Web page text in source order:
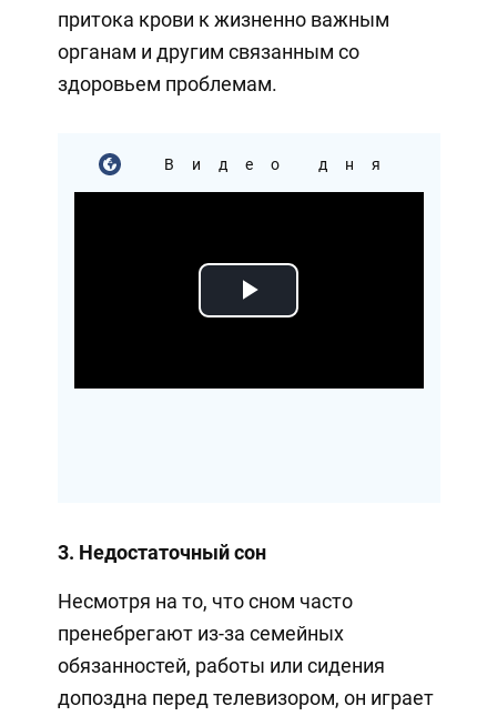
притока крови к жизненно важным
органам и другим связанным со
здоровьем проблемам.
Видео дня
Play
3. Недостаточный сон
Несмотря на то, что сном часто
пренебрегают из-за семейных
обязанностей, работы или сидения
допоздна перед телевизором, он играет